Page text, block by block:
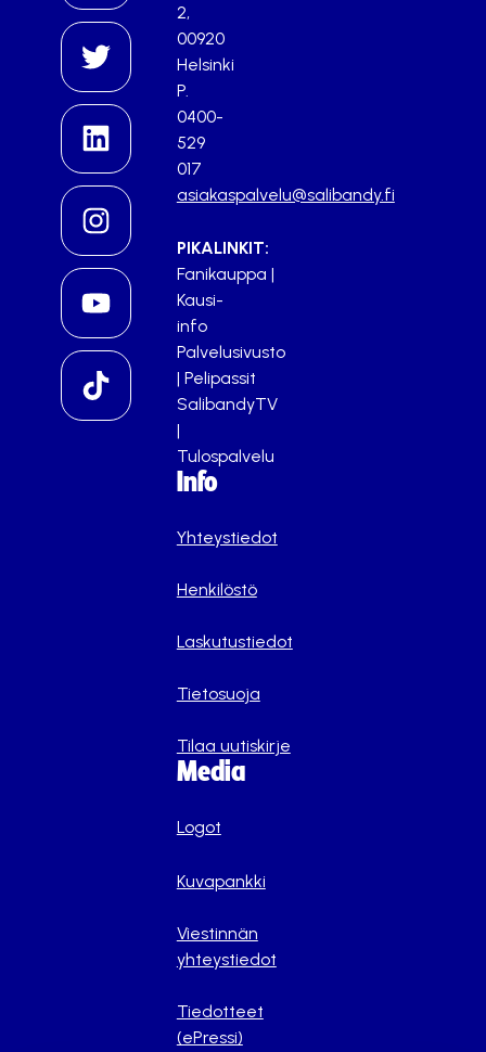
2,
00920
Helsinki
P.
0400-
529
017
asiakaspalvelu@salibandy.fi
PIKALINKIT:
Fanikauppa |
Kausi-
info
Palvelusivusto
| Pelipassit
SalibandyTV
|
Tulospalvelu
Info
Yhteystiedot
Henkilöstö
Laskutustiedot
Tietosuoja
Tilaa uutiskirje
Media
Logot
Kuvapankki
Viestinnän
yhteystiedot
Tiedotteet
(ePressi)